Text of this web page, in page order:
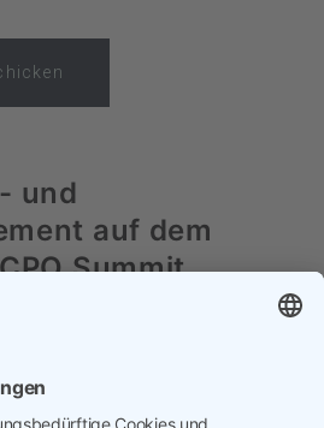
und
auf dem
Summit
Das 2. CPO
in